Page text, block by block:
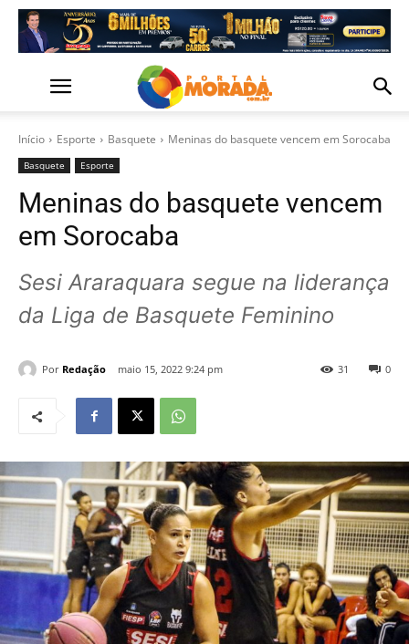
Início Esporte Basquete Meninas do basquete vencem em Sorocaba
Basquete Esporte
Meninas do basquete vencem
em Sorocaba
Sesi Araraquara segue na liderança
da Liga de Basquete Feminino
Por Redação maio 15, 2022 9:24 pm 0
31